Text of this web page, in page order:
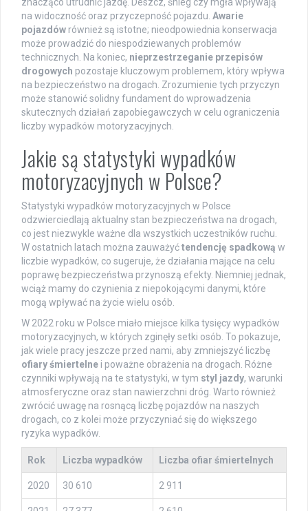
znacząco utrudnić jazdę. Deszcz, śnieg czy mgła wpływają
na widoczność oraz przyczepność pojazdu. Awarie
pojazdów również są istotne; nieodpowiednia konserwacja
może prowadzić do niespodziewanych problemów
technicznych. Na koniec, nieprzestrzeganie przepisów
drogowych pozostaje kluczowym problemem, który wpływa
na bezpieczeństwo na drogach. Zrozumienie tych przyczyn
może stanowić solidny fundament do wprowadzenia
skutecznych działań zapobiegawczych w celu ograniczenia
liczby wypadków motoryzacyjnych.
Jakie są statystyki wypadków
motoryzacyjnych w Polsce?
Statystyki wypadków motoryzacyjnych w Polsce
odzwierciedlają aktualny stan bezpieczeństwa na drogach,
co jest niezwykle ważne dla wszystkich uczestników ruchu.
W ostatnich latach można zauważyćtendencję spadkową w
liczbie wypadków, co sugeruje, że działania mające na celu
poprawę bezpieczeństwa przynoszą efekty. Niemniej jednak,
wciąż mamy do czynienia z niepokojącymi danymi, które
mogą wpływać na życie wielu osób.
W 2022 roku w Polsce miało miejsce kilka tysięcy wypadków
motoryzacyjnych, w których zginęły setki osób. To pokazuje,
jak wiele pracy jeszcze przed nami, aby zmniejszyć liczbę
ofiary śmiertelne i poważne obrażenia na drogach. Różne
czynniki wpływają na te statystyki, w tym styl jazdy, warunki
atmosferyczne oraz stan nawierzchni dróg. Warto również
zwrócić uwagę na rosnącą liczbę pojazdów na naszych
drogach, co z kolei może przyczyniać się do większego
ryzyka wypadków.
Rok Liczba wypadków Liczba ofiar śmiertelnych
2020 30 610 2 911